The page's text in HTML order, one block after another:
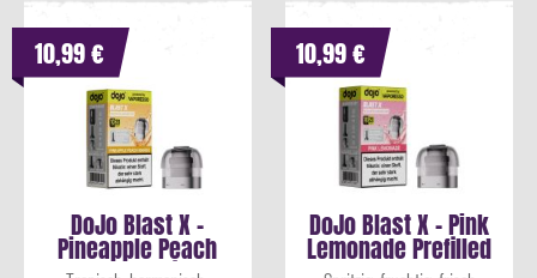
DoJo Blast X -
Pineapple Peach
10,99 €
DoJo Blast X - Pink
Lemonade Prefilled
10,99 €